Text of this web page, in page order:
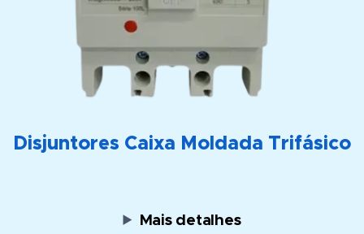
Disjuntores Caixa Moldada Trifásico
Mais detalhes